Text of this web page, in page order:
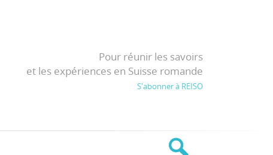
Pour réunir les savoirs
et les expériences en Suisse romande
S'abonner à REISO